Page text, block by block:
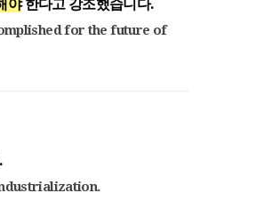
야한다고 강조했습니다.
for the future of